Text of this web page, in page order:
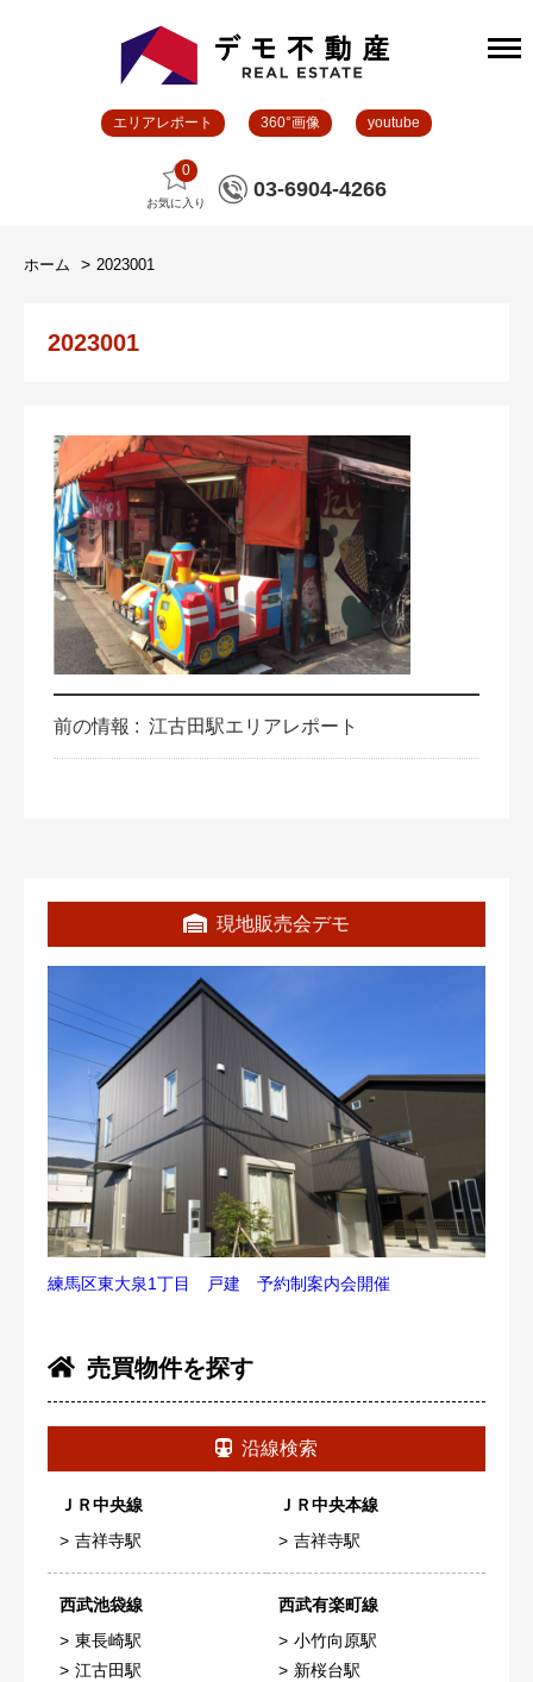
エリアレポート 360°画像 youtube
0
お気に入り
03-6904-4266
ホーム 2023001
現地販売会デモ
練馬区東大泉1丁目 戸建 予約制案内会開催
売買物件を探す
沿線検索
ＪＲ中央線
吉祥寺駅
ＪＲ中央本線
吉祥寺駅
西武池袋線
東長崎駅
江古田駅
西武有楽町線
小竹向原駅
新桜台駅
2023001
前の情報 : 江古田駅エリアレポート